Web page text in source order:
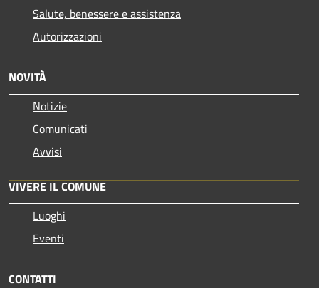
Salute, benessere e assistenza
Autorizzazioni
NOVITÀ
Notizie
Comunicati
Avvisi
VIVERE IL COMUNE
Luoghi
Eventi
CONTATTI